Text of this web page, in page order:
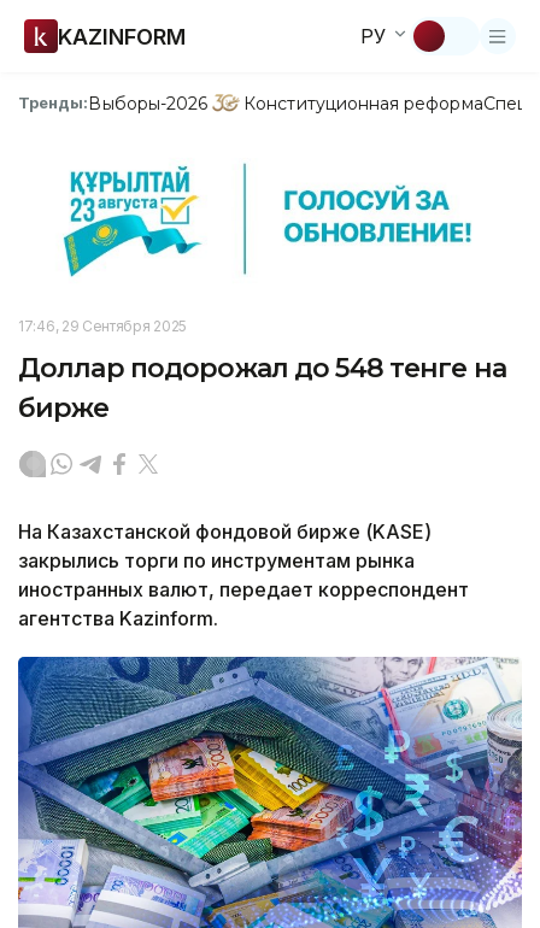
KAZINFORM РУ
Тренды:Выборы-2026 Конституционная реформа
17:46, 29 Сентября 2025
Доллар подорожал до 548 тенге на
бирже
На Казахстанской фондовой бирже (KASE)
закрылись торги по инструментам рынка
иностранных валют, передает корреспондент
агентства Kazinform.